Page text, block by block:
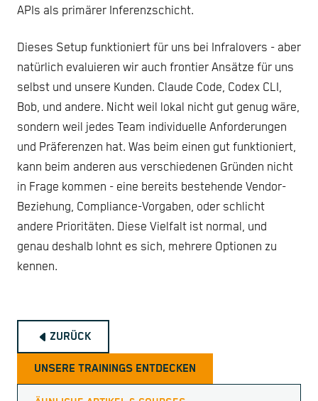
APIs als primärer Inferenzschicht.
Dieses Setup funktioniert für uns bei Infralovers - aber
natürlich evaluieren wir auch frontier Ansätze für uns
selbst und unsere Kunden. Claude Code, Codex CLI,
Bob, und andere. Nicht weil lokal nicht gut genug wäre,
sondern weil jedes Team individuelle Anforderungen
und Präferenzen hat. Was beim einen gut funktioniert,
kann beim anderen aus verschiedenen Gründen nicht
in Frage kommen - eine bereits bestehende Vendor-
Beziehung, Compliance-Vorgaben, oder schlicht
andere Prioritäten. Diese Vielfalt ist normal, und
genau deshalb lohnt es sich, mehrere Optionen zu
kennen.
ZURÜCK
UNSERE TRAININGS ENTDECKEN